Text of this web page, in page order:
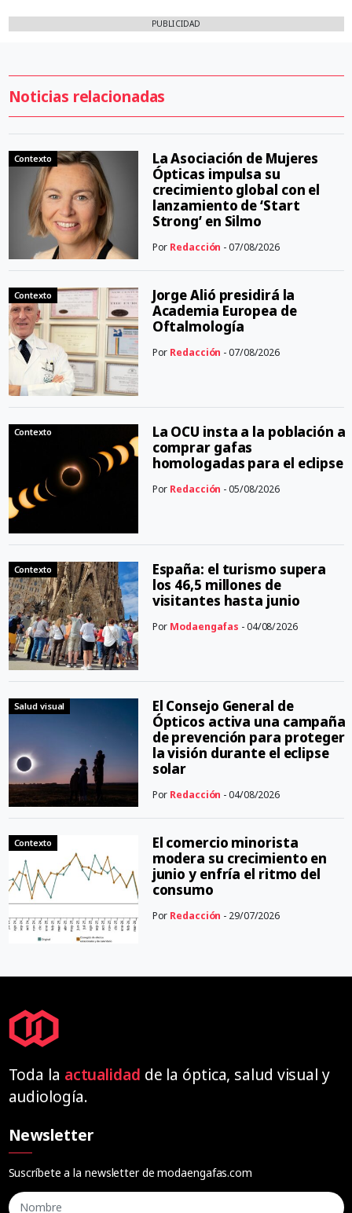
PUBLICIDAD
Noticias relacionadas
Contexto
La Asociación de Mujeres
Ópticas impulsa su
crecimiento global con el
lanzamiento de ‘Start
Strong’ en Silmo
Por Redacción - 07/08/2026
Contexto
Jorge Alió presidirá la
Academia Europea de
Oftalmología
Por Redacción - 07/08/2026
Contexto
La OCU insta a la población a
comprar gafas
homologadas para el eclipse
Por Redacción - 05/08/2026
Contexto
España: el turismo supera
los 46,5 millones de
visitantes hasta junio
Por Modaengafas - 04/08/2026
Salud visual
El Consejo General de
Ópticos activa una campaña
de prevención para proteger
la visión durante el eclipse
solar
Por Redacción - 04/08/2026
Contexto
El comercio minorista
modera su crecimiento en
junio y enfría el ritmo del
consumo
Por Redacción - 29/07/2026
Toda la actualidad de la óptica, salud visual y
audiología.
Newsletter
Suscríbete a la newsletter de modaengafas.com